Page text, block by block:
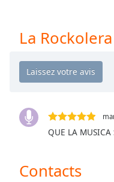
Playback
Rate
Chapters
off,
La
QUE LA MUSICA
Contacts